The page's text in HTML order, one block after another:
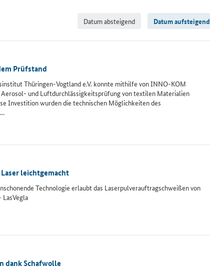
Datum absteigend Datum aufsteigend
Prüfstand
Thüringen-Vogtland e.V. konnte mithilfe von INNO-KOM
Aerosol- und Luftdurchlässigkeitsprüfung von textilen Materialien
Investition wurden die technischen Möglichkeiten des
leichtgemacht
Technologie erlaubt das Laserpulverauftragschweißen von
dank Schafwolle